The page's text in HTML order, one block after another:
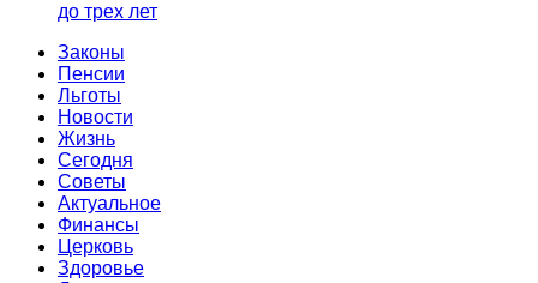
до трех лет
Законы
Пенсии
Льготы
Новости
Жизнь
Сегодня
Советы
Актуальное
Финансы
Церковь
Здоровье